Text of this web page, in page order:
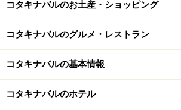
住所：Lot 10, Ground Floor, Block E,
Sinsuran Complex, Kota Kinabalu
TEL：088-211594
営業時間：7:00～16:00
アクセス：メリディアン裏の通り、
コタキナバルのお土産・ショッピング
コタキナバルのグルメ・レストラン
コタキナバルの基本情報
コタキナバルのホテル